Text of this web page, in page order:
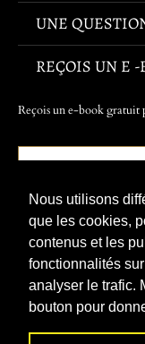
Nous utilisons
que les cookies,
contenus et les
fonctionnalités
analyser le trafic.
bouton pour
UNE
REÇOIS UN E
Reçois un e-book gratuit